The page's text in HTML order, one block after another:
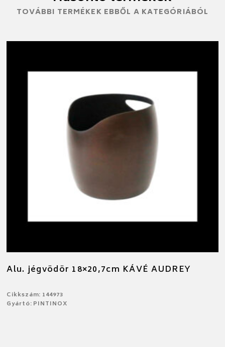
TOVÁBBI TERMÉKEK EBBŐL A KATEGÓRIÁBÓL
Alu. jégvödör 18×20,7cm KÁVÉ AUDREY
Cikkszám: 144973
Gyártó: PINTINOX